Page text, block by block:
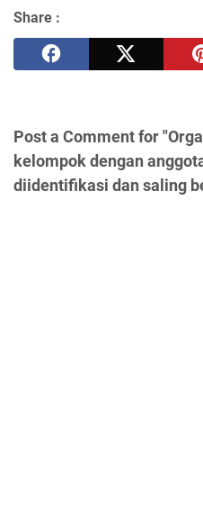
Share :
Post a Comment for
kelompok dengan
diidentifikasi dan saling